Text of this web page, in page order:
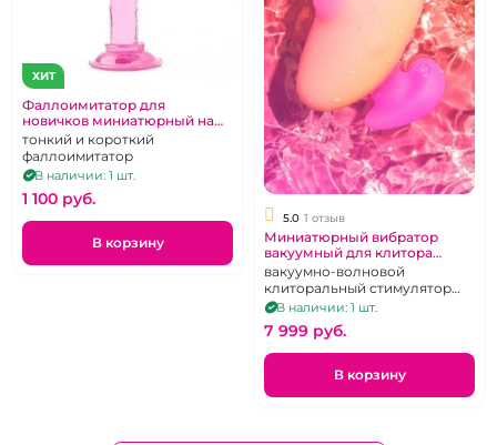
ХИТ
Фаллоимитатор для
новичков миниатюрный на
присоске розовый
тонкий и короткий
фаллоимитатор
В наличии: 1 шт.
1 100 pуб.
В корзину
5.0 1 отзыв
Миниатюрный вибратор
вакуумный для клитора
ROMP "Kiss"
вакуумно-волновой
клиторальный стимулятор
ROMP Kiss. желто-розовый
В наличии: 1 шт.
7 999 pуб.
В корзину